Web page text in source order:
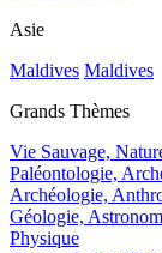
Asie
Maldives Maldives
Grands Thèmes
Vie Sauvage,
Paléontologie,
Archéologie,
Géologie,
Physique